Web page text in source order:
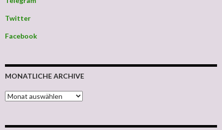
Twitter
Facebook
MONATLICHE ARCHIVE
MONATLICHE ARCHIVE